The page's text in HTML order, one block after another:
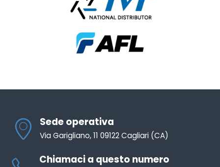
Sede operativa
Via Garigliano, 11 09122 Cagliari (CA)
Chiamaci a questo numero